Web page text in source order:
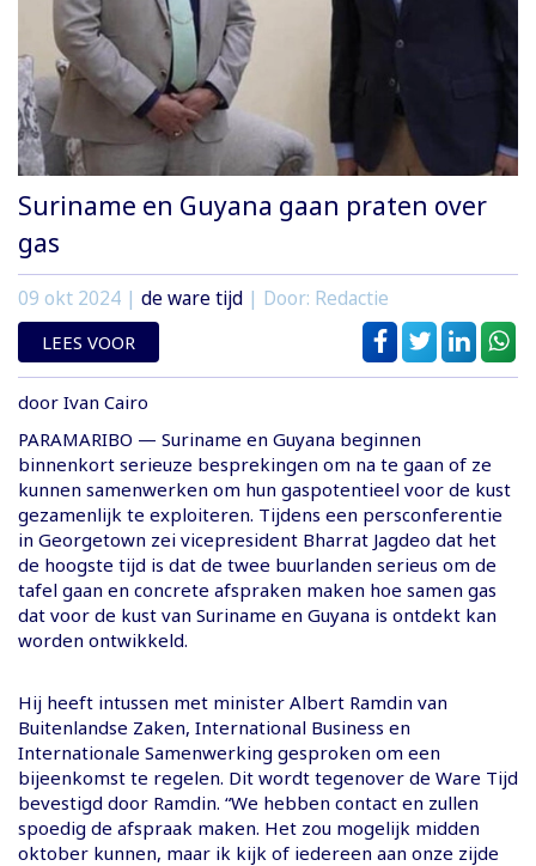
Suriname en Guyana gaan praten over
gas
09 okt 2024 | de ware tijd | Door: Redactie
LEES VOOR
door Ivan Cairo
PARAMARIBO — Suriname en Guyana beginnen
binnenkort serieuze besprekingen om na te gaan of ze
kunnen samenwerken om hun gaspotentieel voor de kust
gezamenlijk te exploiteren. Tijdens een persconferentie
in Georgetown zei vicepresident Bharrat Jagdeo dat het
de hoogste tijd is dat de twee buurlanden serieus om de
tafel gaan en concrete afspraken maken hoe samen gas
dat voor de kust van Suriname en Guyana is ontdekt kan
worden ontwikkeld.
Hij heeft intussen met minister Albert Ramdin van
Buitenlandse Zaken, International Business en
Internationale Samenwerking gesproken om een
bijeenkomst te regelen. Dit wordt tegenover de Ware Tijd
bevestigd door Ramdin. “We hebben contact en zullen
spoedig de afspraak maken. Het zou mogelijk midden
oktober kunnen, maar ik kijk of iedereen aan onze zijde